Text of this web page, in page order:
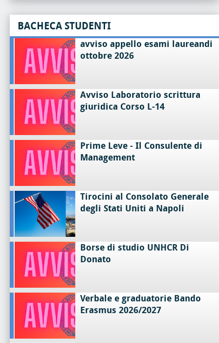
BACHECA STUDENTI
avviso appello esami laureandi
ottobre 2026
Avviso Laboratorio scrittura
giuridica Corso L-14
Prime Leve - Il Consulente di
Management
Tirocini al Consolato Generale
degli Stati Uniti a Napoli
Borse di studio UNHCR Di
Donato
Verbale e graduatorie Bando
Erasmus 2026/2027